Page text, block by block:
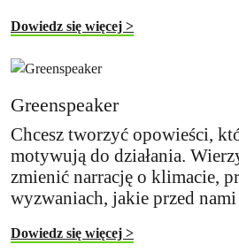
Dowiedz się więcej >
Greenspeaker
Chcesz tworzyć opowieści,
motywują do działania.
zmienić narrację o klimacie,
wyzwaniach, jakie przed nami
Dowiedz się więcej >